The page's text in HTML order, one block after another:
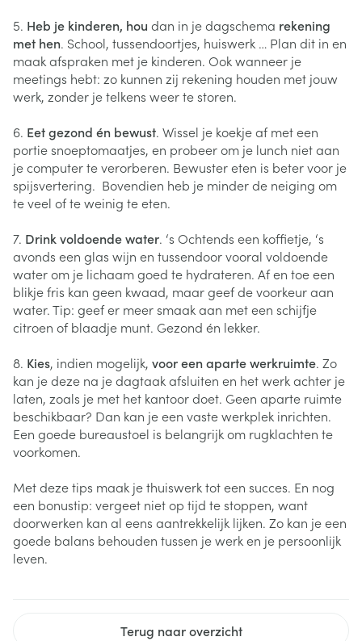
5. Heb je kinderen, hou dan in je dagschema rekening
met hen. School, tussendoortjes, huiswerk … Plan dit in en
maak afspraken met je kinderen. Ook wanneer je
meetings hebt: zo kunnen zij rekening houden met jouw
werk, zonder je telkens weer te storen.
6. Eet gezond én bewust. Wissel je koekje af met een
portie snoeptomaatjes, en probeer om je lunch niet aan
je computer te verorberen. Bewuster eten is beter voor je
spijsvertering. Bovendien heb je minder de neiging om
te veel of te weinig te eten.
7. Drink voldoende water. ‘s Ochtends een koffietje, ‘s
avonds een glas wijn en tussendoor vooral voldoende
water om je lichaam goed te hydrateren. Af en toe een
blikje fris kan geen kwaad, maar geef de voorkeur aan
water. Tip: geef er meer smaak aan met een schijfje
citroen of blaadje munt. Gezond én lekker.
8. Kies, indien mogelijk, voor een aparte werkruimte. Zo
kan je deze na je dagtaak afsluiten en het werk achter je
laten, zoals je met het kantoor doet. Geen aparte ruimte
beschikbaar? Dan kan je een vaste werkplek inrichten.
Een goede bureaustoel is belangrijk om rugklachten te
voorkomen.
Met deze tips maak je thuiswerk tot een succes. En nog
een bonustip: vergeet niet op tijd te stoppen, want
doorwerken kan al eens aantrekkelijk lijken. Zo kan je een
goede balans behouden tussen je werk en je persoonlijk
leven.
Terug naar overzicht